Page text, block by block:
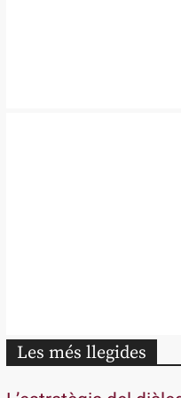
Les més llegides